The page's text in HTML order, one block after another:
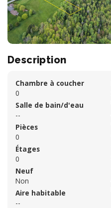
Description
Chambre à coucher
0
Salle de bain/d'eau
--
Pièces
0
Étages
0
Neuf
Non
Aire habitable
--